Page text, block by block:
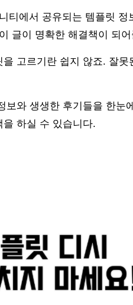
티에서 공유되는 템플릿 정
글이 명확한 해결책이 되
고르기란 쉽지 않죠. 잘못
와 생생한 후기들을 한눈
하실 수 있습니다.